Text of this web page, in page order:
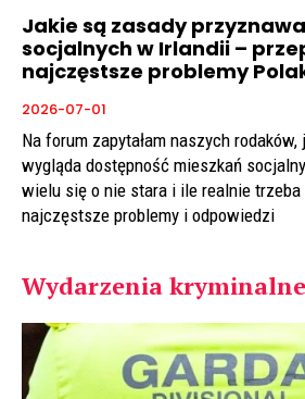
Jakie są zasady
socjalnych w Irlandii –
najczęstsze problemy
2026-07-01
Na forum zapytałam naszych
wygląda dostępność mieszkań
wielu się o nie stara i ile realnie trzeba
najczęstsze problemy i odpowiedzi
Wydarzenia kryminalne